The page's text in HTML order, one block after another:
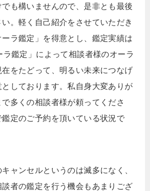
も構いませんので、是非とも最後
。軽く自己紹介をさせていただき
ーラ鑑定」を得意とし、鑑定実績は
鑑定」によって相談者様のオーラ
をたどって、明るい未来につなげ
しております。私自身大変ありが
多くの相談者様が頼ってくださ
鑑定のご予約を頂いている状況で
ャンセルというのは滅多になく、
者の鑑定を行う機会もあまりござ